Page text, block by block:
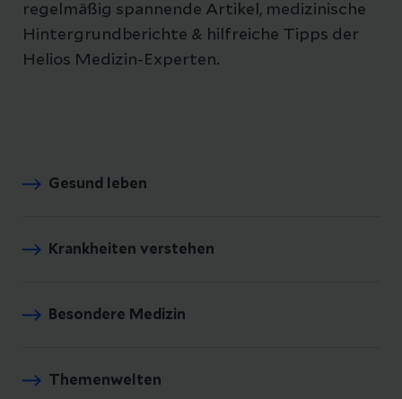
regelmäßig spannende Artikel, medizinische
Hintergrundberichte & hilfreiche Tipps der
Helios Medizin-Experten.
Gesund leben
Krankheiten verstehen
Besondere Medizin
Themenwelten